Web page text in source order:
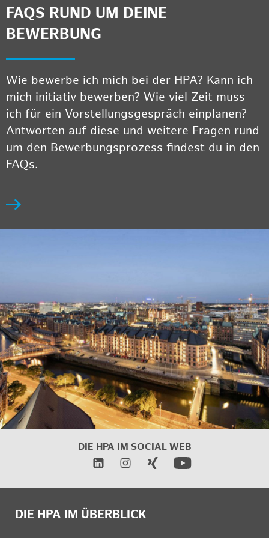
FAQS RUND UM DEINE
BEWERBUNG
Wie bewerbe ich mich bei der HPA? Kann ich
mich initiativ bewerben? Wie viel Zeit muss
ich für ein Vorstellungsgespräch einplanen?
Antworten auf diese und weitere Fragen rund
um den Bewerbungsprozess findest du in den
FAQs.
DIE HPA IM SOCIAL WEB
DIE HPA IM ÜBERBLICK